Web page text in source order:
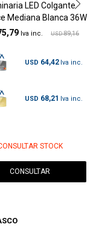
LED Colgante
Mediana Blanca 36W
USD 89,16
USD 64,42
USD 68,21
STOCK
CONSULTAR